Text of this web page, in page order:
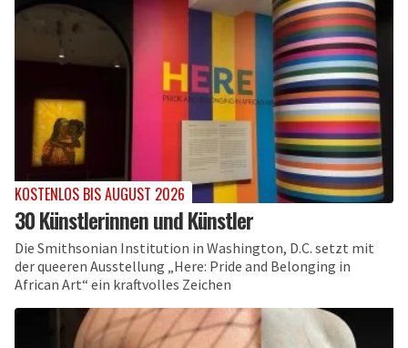
KOSTENLOS BIS AUGUST 2026
30 Künstlerinnen und Künstler
Die Smithsonian Institution in Washington, D.C. setzt mit
der queeren Ausstellung „Here: Pride and Belonging in
African Art“ ein kraftvolles Zeichen